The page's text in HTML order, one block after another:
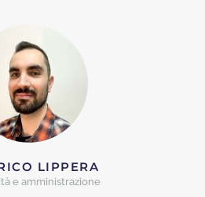
LIPPERA
e amministrazione